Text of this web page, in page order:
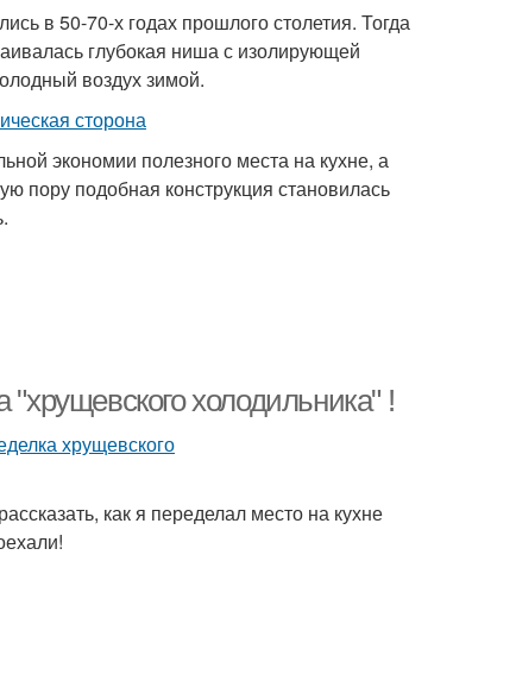
в 50-70-х годах прошлого столетия. Тогда
глубокая ниша с изолирующей
воздух зимой.
экономии полезного места на кухне, а
пору подобная конструкция становилась
холодильника" !
как я переделал место на кухне